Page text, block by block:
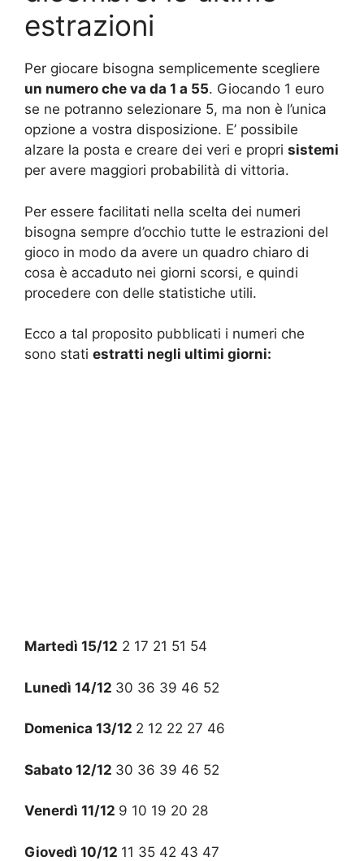
estrazioni
Per giocare bisogna semplicemente scegliere
un numero che va da 1 a 55. Giocando 1 euro
se ne potranno selezionare 5, ma non è l’unica
opzione a vostra disposizione. E’ possibile
alzare la posta e creare dei veri e propri sistemi
per avere maggiori probabilità di vittoria.
Per essere facilitati nella scelta dei numeri
bisogna sempre d’occhio tutte le estrazioni del
gioco in modo da avere un quadro chiaro di
cosa è accaduto nei giorni scorsi, e quindi
procedere con delle statistiche utili.
Ecco a tal proposito pubblicati i numeri che
sono stati estratti negli ultimi giorni:
Martedì 15/12 2 17 21 51 54
Lunedì 14/12 30 36 39 46 52
Domenica 13/12 2 12 22 27 46
Sabato 12/12 30 36 39 46 52
Venerdì 11/12 9 10 19 20 28
Giovedì 10/12 11 35 42 43 47